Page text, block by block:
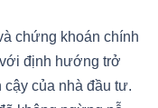
chứng khoán chính
định hướng trở
của nhà đầu tư.